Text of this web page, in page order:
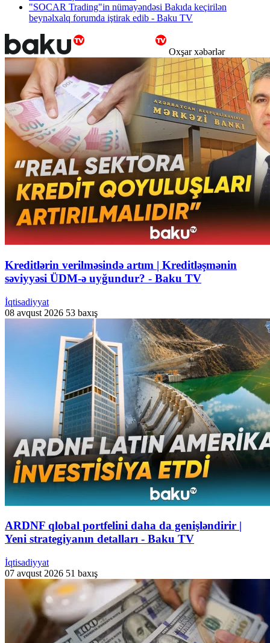
"SOCAR Trading"in nümayəndəsi Bakıda keçirilən
beynəlxalq forumda iştirak edib - Baku TV
Oxşar xəbərlər
Kreditlərin verilməsində artım | Kreditləşmənin
səviyyəsi ÜDM-ə uyğundur? - Baku TV
İqtisadiyyat
08 avqust 2026 53 baxış
ARDNF qlobal portfelini daha da genişləndirir |
Yeni strategiyanın detalları - Baku TV
İqtisadiyyat
07 avqust 2026 51 baxış